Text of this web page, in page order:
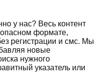
у нас? Весь контент
формате,
регистрации и смс. Мы
новые
нужного
указатель или